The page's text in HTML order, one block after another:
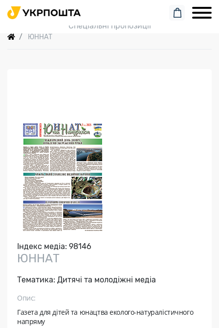
Пошук замовлення
Спеціальні пропозиції
ЮННАТ
Індекс медіа: 98146
ЮННАТ
Тематика: Дитячі та молодіжні медіа
Опис:
Газета для дітей та юнацтва еколого-натуралістичного
напряму